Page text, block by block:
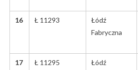
16 Ł 11293
Łódź
Fabryczna
17 Ł 11295
Łódź